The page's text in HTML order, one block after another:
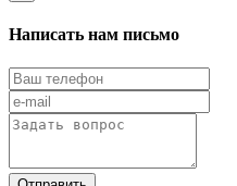
Написать нам письмо